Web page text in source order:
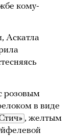
кому-
Аскатла
розовым
в виде
, желтым